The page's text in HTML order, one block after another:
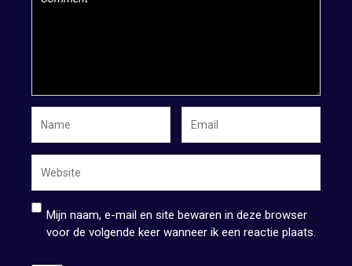
Mijn naam, e-mail en site bewaren in deze browser
voor de volgende keer wanneer ik een reactie plaats.